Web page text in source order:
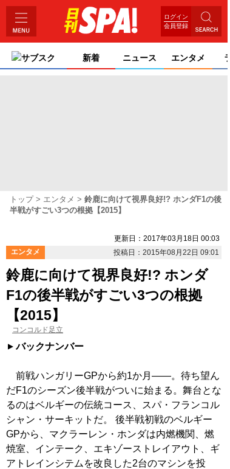
ログイン
会員登録
サブスク 新着 ニュース エンタメ
トップ エンタメ
鈴鹿に向けて視界良好!? ホンダF1の後
半戦がすごい3つの根拠【2015】
更新日：2017年03月18日 00:03
エンタメ
投稿日：2015年08月22日 09:01
鈴鹿に向けて視界良好!? ホンダ
F1の後半戦がすごい3つの根拠
【2015】
コンコルド足立
バックナンバー
前戦ハンガリーGPから約1か月――。待ち望ん
だF1のシーズン後半戦がついに始まる。舞台とな
るのはベルギーの伝統コース、スパ・フランコル
シャン・サーキットだ。 後半戦初戦のベルギー
GPから、マクラーレン・ホンダは内燃機関、燃
焼室、インテーク、エキゾーストレイアウト、ギ
アトレインシテムを改良した2台のマシンを投